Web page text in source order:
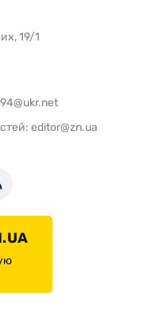
19/1
editor@zn.ua